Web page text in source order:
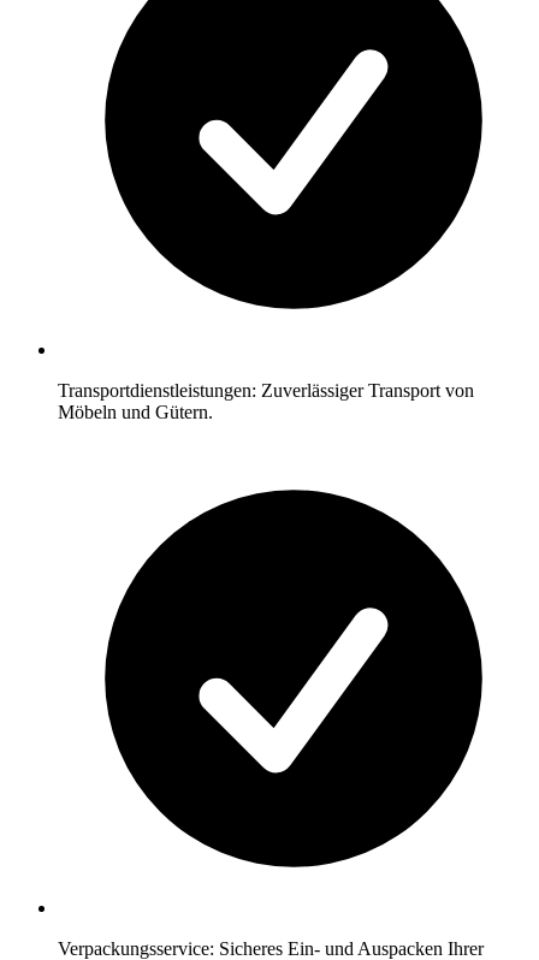
Transportdienstleistungen: Zuverlässiger Transport von
Möbeln und Gütern.
Verpackungsservice: Sicheres Ein- und Auspacken Ihrer